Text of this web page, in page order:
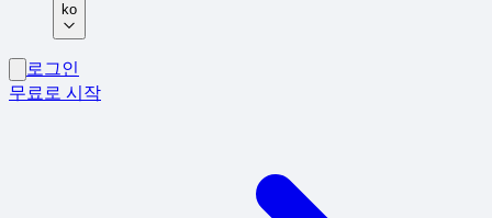
ko
로그인
무료로 시작